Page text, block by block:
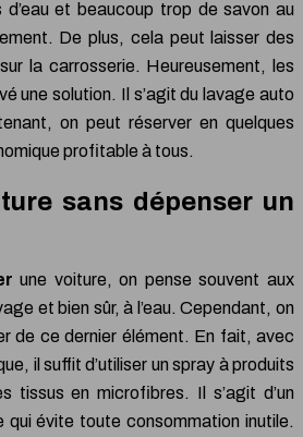
et beaucoup trop de savon au
De plus, cela peut laisser des
la carrosserie. Heureusement, les
une solution. Il s’agit du lavage auto
on peut réserver en quelques
profitable à tous.
sans dépenser un
une voiture, on pense souvent aux
et bien sûr, à l’eau. Cependant, on
de ce dernier élément. En fait, avec
il suffit d’utiliser un spray à produits
tissus en microfibres. Il s’agit d’un
qui évite toute consommation inutile.